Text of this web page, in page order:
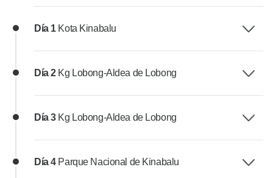
Día 1 Kota Kinabalu
Día 2 Kg Lobong-Aldea de Lobong
Día 3 Kg Lobong-Aldea de Lobong
Día 4 Parque Nacional de Kinabalu